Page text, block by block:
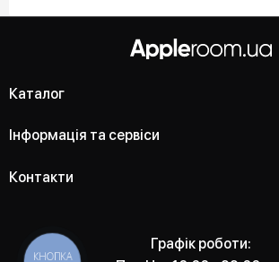
Каталог
Інформація та сервіси
Контакти
Графік роботи:
КНОПКА